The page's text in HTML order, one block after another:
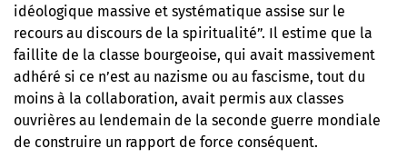
idéologique massive et systématique assise sur le
recours au discours de la spiritualité”. Il estime que la
faillite de la classe bourgeoise, qui avait massivement
adhéré si ce n’est au nazisme ou au fascisme, tout du
moins à la collaboration, avait permis aux classes
ouvrières au lendemain de la seconde guerre mondiale
de construire un rapport de force conséquent.